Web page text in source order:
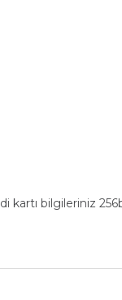
kartı bilgileriniz